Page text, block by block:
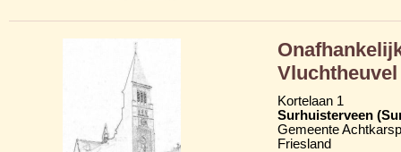
Vluchtheuvel
Kortelaan 1
Surhuisterveen
Gemeente
Friesland